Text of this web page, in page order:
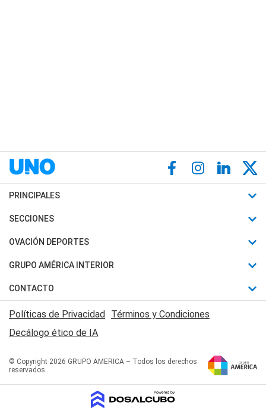
PRINCIPALES
Últimas Noticias
Política
Judiciales
Economia
SECCIONES
Horóscopo
Motores
Trucos caseros
Series y Películas
Edictos y Solicitadas
OVACIÓN DEPORTES
Fútbol
Mundial
Automovilismo
Rugby
Básquet
GRUPO AMÉRICA INTERIOR
Canal 7 en Vivo
San Juan 8
CONTACTO
Acerca de Nosotros
Contactanos
Políticas de Privacidad Términos y Condiciones
Decálogo ético de IA
© Copyright 2026 GRUPO AMERICA – Todos los derechos
reservados